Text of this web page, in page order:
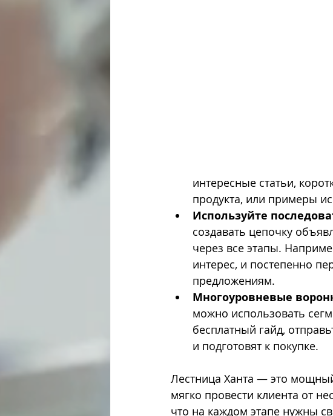
интересные статьи,
продукта, или примеры
Используйте
создавать цепочку
через все этапы.
интерес, и постепенно
предложениям.
Многоуровневые
можно использовать
бесплатный гайд,
и подготовят к покупке.
Лестница Ханта — это
мягко провести клиента от
что на каждом этапе нужны